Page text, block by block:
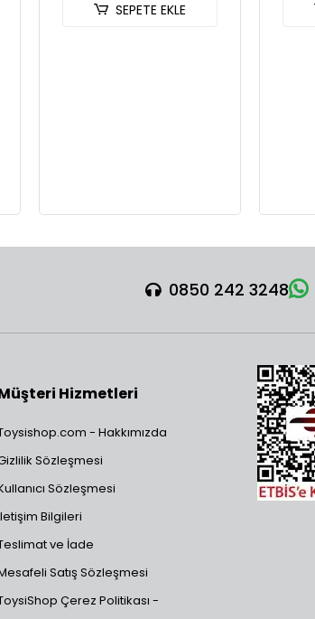
SEPETE EKLE
0850 242 3248
Hizmetleri
- Hakkımızda
Sözleşmesi
Sözleşmesi
Bilgileri
ve İade
Satış Sözleşmesi
Çerez Politikası -